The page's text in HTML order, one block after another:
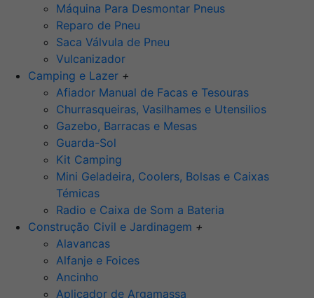
Máquina Para Desmontar Pneus
Reparo de Pneu
Saca Válvula de Pneu
Vulcanizador
Camping e Lazer +
Afiador Manual de Facas e Tesouras
Churrasqueiras, Vasilhames e Utensilios
Gazebo, Barracas e Mesas
Guarda-Sol
Kit Camping
Mini Geladeira, Coolers, Bolsas e Caixas
Témicas
Radio e Caixa de Som a Bateria
Construção Civil e Jardinagem +
Alavancas
Alfanje e Foices
Ancinho
Aplicador de Argamassa